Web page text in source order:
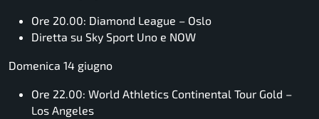
Ore 20.00: Diamond League – Oslo
Diretta su Sky Sport Uno e NOW
Domenica 14 giugno
Ore 22.00: World Athletics Continental Tour Gold –
Los Angeles